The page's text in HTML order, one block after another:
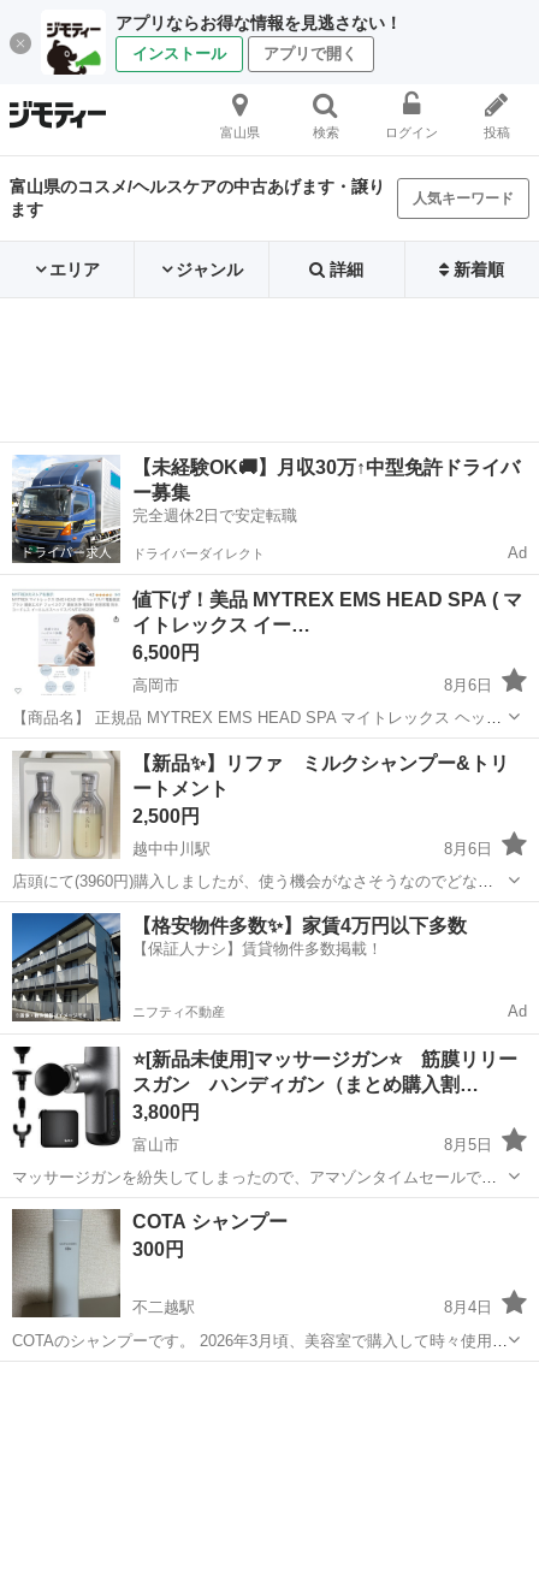
アプリならお得な情報を見逃さない！
インストール アプリで開く
富山県 検索 ログイン 投稿
富山県のコスメ/ヘルスケアの中古あげます・譲り
ます
人気キーワード
エリア ジャンル 詳細 新着順
【未経験OK🚚】月収30万↑中型免許ドライバ
ー募集
完全週休2日で安定転職
ドライバーダイレクト Ad
値下げ！美品 MYTREX EMS HEAD SPA ( マ
イトレックス イー…
6,500円
高岡市
8月6日
【商品名】 正規品 MYTREX EMS HEAD SPA マイトレックス ヘッド
スパ MT-EHS20B 家庭用美容器。2度使用。アタッチメント洗浄済み。
■内容品：箱、本体、頭皮・ボディ用アタッチメント、フェイス用ア...
富山 高岡市 ヘアケア
【新品✨】リファ ミルクシャンプー&トリ
ートメント
2,500円
越中中川駅
8月6日
店頭にて(3960円)購入しましたが、使う機会がなさそうなのでどなた
か使って頂けると嬉しいです☺️
富山 高岡市 越中中川駅 ヘアケア
【格安物件多数✨】家賃4万円以下多数
【保証人ナシ】賃貸物件多数掲載！
ニフティ不動産 Ad
⭐[新品未使用]マッサージガン⭐ 筋膜リリー
スガン ハンディガン（まとめ購入割…
3,800円
富山市
8月5日
マッサージガンを紛失してしまったので、アマゾンタイムセールで安
くなっていた（7199円）こちらの商品を購入したところ、なんと届い
た翌日に紛失していたマッサージガンを発見！💦 なので、新品未使用
品（写真を撮る為だけに開封...
富山 富山市
COTA シャンプー
300円
不二越駅
8月4日
COTAのシャンプーです。 2026年3月頃、美容室で購入して時々使用し
てました。 定価は3700円ほどでした。 残量は1/3〜1/2程度かと思われ